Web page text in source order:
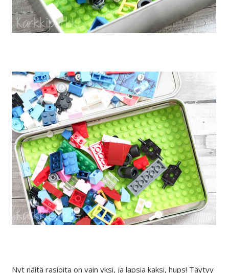
Nyt näitä rasioita on vain yksi, ja lapsia kaksi, hups! Täytyy